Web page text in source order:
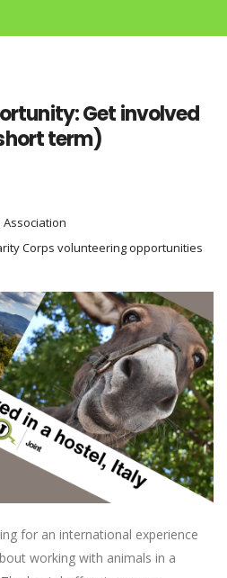
Get involved
term)
Corps volunteering opportunities
for an international experience
working with animals in a